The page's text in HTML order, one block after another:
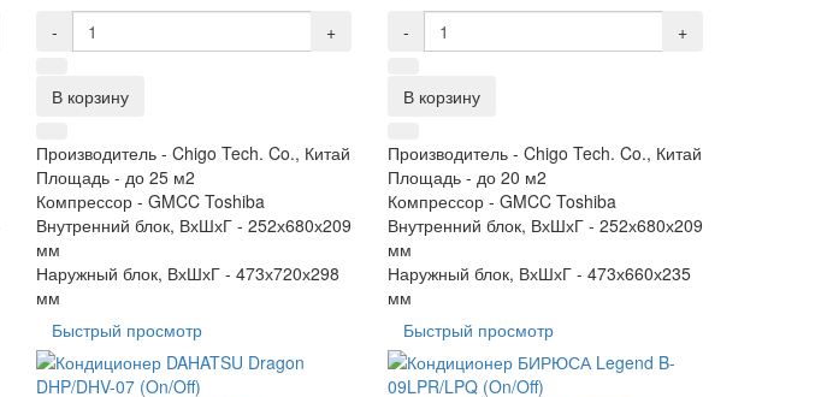
-
+
В корзину
Производитель - Chigo Tech. Co., Китай
Площадь - до 25 м2
Компрессор - GMCC Toshiba
Внутренний блок, ВхШхГ - 252х680х209
мм
Наружный блок, ВхШхГ - 473х720х298
мм
-
+
В корзину
Производитель -Chigo Tech. Co., Китай
Площадь -до 20 м2
Компрессор -GMCC Toshiba
Внутренний блок, ВхШхГ -252х680х209
мм
Наружный блок, ВхШхГ -473х660х235
мм
Быстрый просмотр Быстрый просмотр